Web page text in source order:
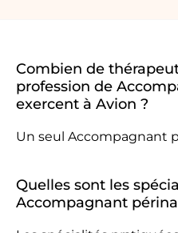
Combien de
profession de
exercent à Avion ?
Un seul Accompagnant
Quelles sont les
Accompagnant